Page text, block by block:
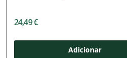
24,49 €
Adicionar